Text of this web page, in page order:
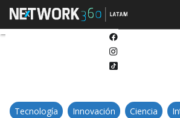
Tecnología Innovación Ciencia